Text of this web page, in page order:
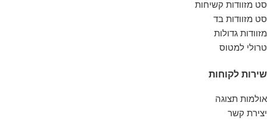
סט מזוודות קשיחות
סט מזוודות בד
מזוודות גדולות
טרולי למטוס
שירות לקוחות
אולמות תצוגה
יצירת קשר